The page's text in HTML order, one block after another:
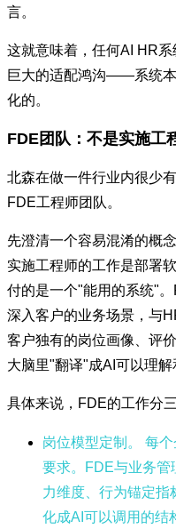
言。
这就意味着，任何AI HR
巨大的适配鸿沟——系统
化的。
FDE团队：不是实施工
北森在做一件行业内很少
FDE工程师团队。
先澄清一个容易混淆的概
实施工程师的工作是部署
付的是一个"能用的系统"
深入客户的业务场景，与
客户独有的岗位画像、评
大脑里"翻译"成AI可以理解
具体来说，FDE的工作分
岗位模型定制。
每个
要求。FDE与业务管
力维度、行为锚定指
化成AI可以调用的结